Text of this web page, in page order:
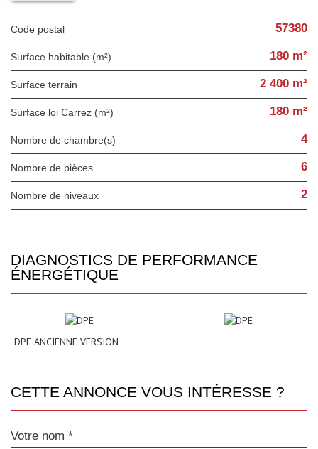
Code postal 57380
Surface habitable (m²) 180 m²
surface terrain 2 400 m²
Surface loi Carrez (m²) 180 m²
Nombre de chambre(s) 4
Nombre de pièces 6
Nombre de niveaux 2
DIAGNOSTICS DE PERFORMANCE
ÉNERGÉTIQUE
DPE ANCIENNE VERSION
CETTE ANNONCE VOUS INTÉRESSE ?
Votre nom *